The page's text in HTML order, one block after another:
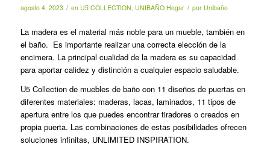
agosto 4, 2023 / en U5 COLLECTION UNIBAÑO Hogar / por Unibaño
La madera es el material más noble para un mueble, también en
el baño. Es importante realizar una correcta elección de la
encimera. La principal cualidad de la madera es su capacidad
para aportar calidez y distinción a cualquier espacio saludable.
U5 Collection de muebles de baño con 11 diseños de puertas en
diferentes materiales: maderas, lacas, laminados, 11 tipos de
apertura entre los que puedes encontrar tiradores o creados en
propia puerta. Las combinaciones de estas posibilidades ofrecen
soluciones infinitas, UNLIMITED INSPIRATION.